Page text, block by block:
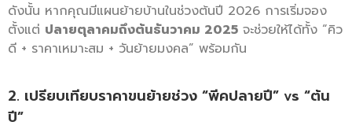
ดังนั้น หากคุณมีแผนย้ายบ้านในช่วงต้นปี 2026 การเริ่มจอง
ตั้งแต่ ปลายตุลาคมถึงต้นธันวาคม 2025 จะช่วยให้ได้ทั้ง “คิว
ดี + ราคาเหมาะสม + วันย้ายมงคล” พร้อมกัน
2. เปรียบเทียบราคาขนย้ายช่วง “พีคปลายปี” vs “ต้น
ปี”